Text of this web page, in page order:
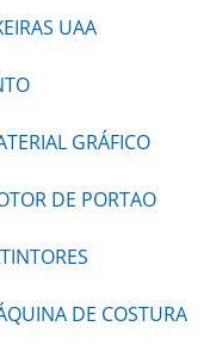
UAA
GRÁFICO
DE PORTAO
DE COSTURA